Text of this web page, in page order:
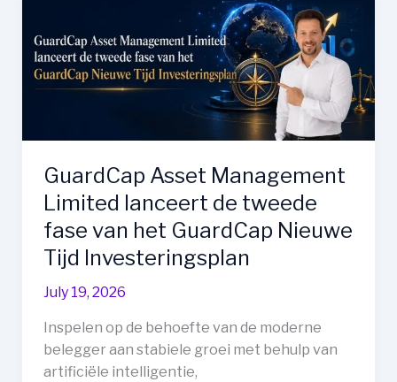
Économiser
sur
vos
GuardCap Asset Management
Limited lanceert de tweede
fase van het GuardCap Nieuwe
Tijd Investeringsplan
July 19, 2026
Inspelen op de behoefte van de moderne
belegger aan stabiele groei met behulp van
artificiële intelligentie,